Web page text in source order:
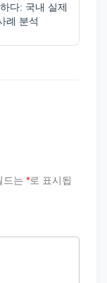
다: 국내 실제
례 분석
드는 *로 표시됩